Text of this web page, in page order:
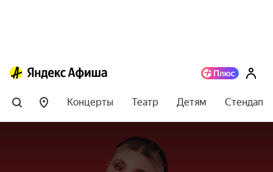
Концерты Театр Детям Стендап